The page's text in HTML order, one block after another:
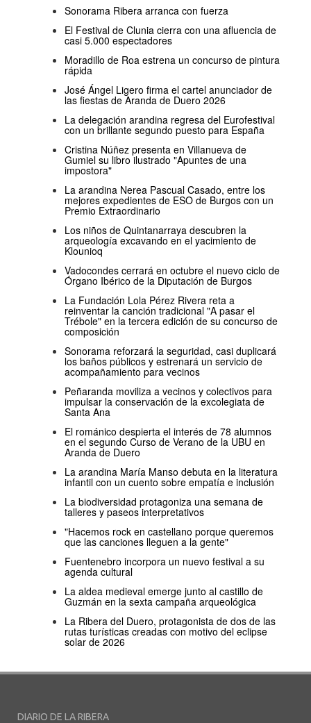
Sonorama Ribera arranca con fuerza
El Festival de Clunia cierra con una afluencia de
casi 5.000 espectadores
Moradillo de Roa estrena un concurso de pintura
rápida
José Ángel Ligero firma el cartel anunciador de
las fiestas de Aranda de Duero 2026
La delegación arandina regresa del Eurofestival
con un brillante segundo puesto para España
Cristina Núñez presenta en Villanueva de
Gumiel su libro ilustrado "Apuntes de una
impostora"
La arandina Nerea Pascual Casado, entre los
mejores expedientes de ESO de Burgos con un
Premio Extraordinario
Los niños de Quintanarraya descubren la
arqueología excavando en el yacimiento de
Klounioq
Vadocondes cerrará en octubre el nuevo ciclo de
Órgano Ibérico de la Diputación de Burgos
La Fundación Lola Pérez Rivera reta a
reinventar la canción tradicional "A pasar el
Trébole" en la tercera edición de su concurso de
composición
Sonorama reforzará la seguridad, casi duplicará
los baños públicos y estrenará un servicio de
acompañamiento para vecinos
Peñaranda moviliza a vecinos y colectivos para
impulsar la conservación de la excolegiata de
Santa Ana
El románico despierta el interés de 78 alumnos
en el segundo Curso de Verano de la UBU en
Aranda de Duero
La arandina María Manso debuta en la literatura
infantil con un cuento sobre empatía e inclusión
La biodiversidad protagoniza una semana de
talleres y paseos interpretativos
"Hacemos rock en castellano porque queremos
que las canciones lleguen a la gente"
Fuentenebro incorpora un nuevo festival a su
agenda cultural
La aldea medieval emerge junto al castillo de
Guzmán en la sexta campaña arqueológica
La Ribera del Duero, protagonista de dos de las
rutas turísticas creadas con motivo del eclipse
solar de 2026
DIARIO DE LA RIBERA